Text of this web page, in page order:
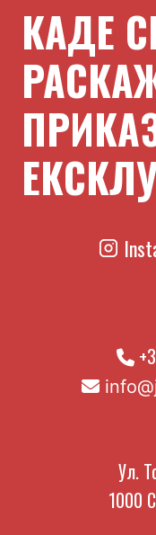
КАДЕ
Ул.
1000